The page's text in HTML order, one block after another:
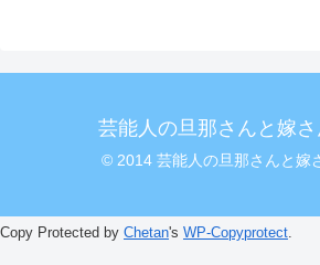
芸能人の旦那さんと嫁
© 2014 芸能人の旦那さんと嫁
Copy Protected by Chetan's WP-Copyprotect